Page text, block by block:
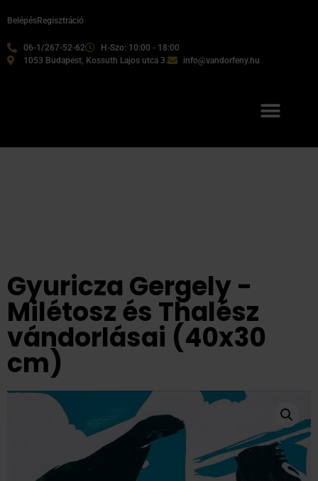
06-1/267-52-62
H-Szo: 10:00 - 18:00
1053 Budapest, Kossuth Lajos utca 3.
info@vandorfeny.hu
BelépésRegisztráció
Gyuricza Gergely -
Milétosz és Thalész
vándorlásai (40x30
cm)